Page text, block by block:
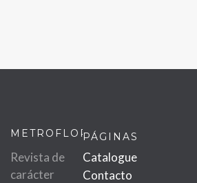
METROFLOR
Revista de
carácter
PÁGINAS
Catalogue
Contacto